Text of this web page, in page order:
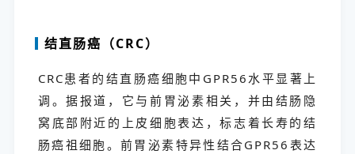
结直肠癌（CRC）
CRC患者的结直肠癌细胞中GPR56水平显著上
调。据报道，它与前胃泌素相关，并由结肠隐
窝底部附近的上皮细胞表达，标志着长寿的结
肠癌祖细胞。前胃泌素特异性结合GPR56表达